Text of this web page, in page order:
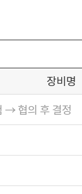
장비명
→ 협의 후 결정